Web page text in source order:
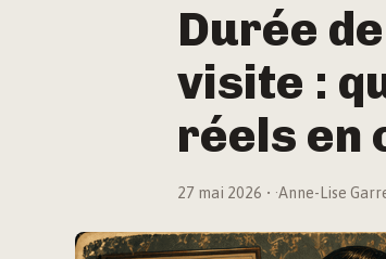
Durée
visite :
réels en
27 mai 2026 ·Anne-Lise